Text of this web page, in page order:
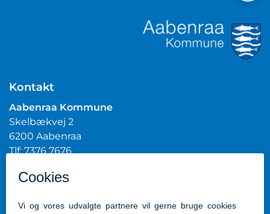
Kontakt
Aabenraa Kommune
Skelbækvej 2
6200 Aabenraa
Tlf: 7376 7676
CVR.nr.: 29189854